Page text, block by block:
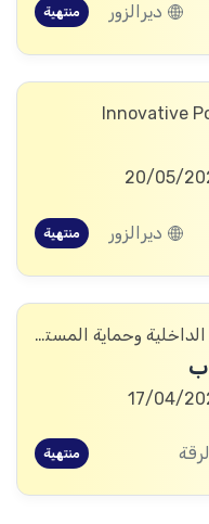
ديرالزور منتهية
Innovative
ديرالزور منتهية
الإدارة العامة للتجارة الداخلية وحماية المستهلك
منتهية